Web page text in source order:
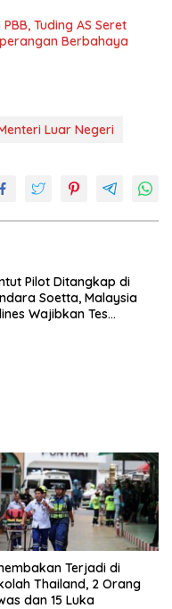
Tuding AS Seret
Berbahaya
Luar Negeri
Pilot Ditangkap di
Soetta, Malaysia
Wajibkan Tes
Terjadi di
Thailand, 2 Orang
dan 15 Luka